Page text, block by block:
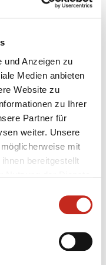
und Anzeigen zu
Medien anbieten
Website zu
zu Ihrer
Partner für
weiter. Unsere
mit
bereitgestellt
Füchse-Profis
und die
mit hoher
Camp ist die
mit den
mit dem
der intensive
Ende ging.